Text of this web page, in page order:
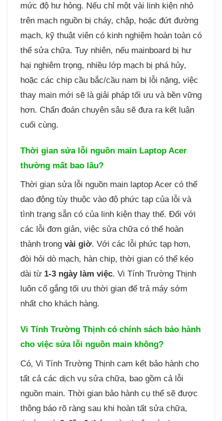
mức độ hư hỏng. Nếu chỉ một vài linh kiện nhỏ
trên mạch nguồn bị cháy, chập, hoặc đứt đường
mạch, kỹ thuật viên có kinh nghiệm hoàn toàn có
thể sửa chữa. Tuy nhiên, nếu mainboard bị hư
hại nghiêm trọng, nhiều lớp mạch bị phá hủy,
hoặc các chip cầu bắc/cầu nam bị lỗi nặng, việc
thay main mới sẽ là giải pháp tối ưu và bền vững
hơn. Chẩn đoán chuyên sâu sẽ đưa ra kết luận
cuối cùng.
Thời gian sửa lỗi nguồn main Laptop Acer
thường mất bao lâu?
Thời gian sửa lỗi nguồn main laptop Acer có thể
dao động tùy thuộc vào độ phức tạp của lỗi và
tình trạng sẵn có của linh kiện thay thế. Đối với
các lỗi đơn giản, việc sửa chữa có thể hoàn
thành trong vài giờ. Với các lỗi phức tạp hơn,
đòi hỏi dò mạch, hàn chip, thời gian có thể kéo
dài từ 1-3 ngày làm việc. Vi Tính Trường Thịnh
luôn cố gắng tối ưu thời gian để trả máy sớm
nhất cho khách hàng.
Vi Tính Trường Thịnh có chính sách bảo hành
cho việc sửa lỗi nguồn main không?
Có, Vi Tính Trường Thịnh cam kết bảo hành cho
tất cả các dịch vụ sửa chữa, bao gồm cả lỗi
nguồn main. Thời gian bảo hành cụ thể sẽ được
thông báo rõ ràng sau khi hoàn tất sửa chữa,